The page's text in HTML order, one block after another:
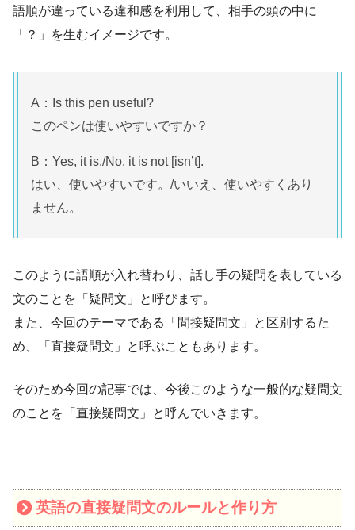
語順が違っている違和感を利用して、相手の頭の中に
「？」を生むイメージです。
A：Is this pen useful?
このペンは使いやすいですか？
B：Yes, it is./No, it is not [isn’t].
はい、使いやすいです。/いいえ、使いやすくあり
ません。
このように語順が入れ替わり、話し手の疑問を表している
文のことを「疑問文」と呼びます。
また、今回のテーマである「間接疑問文」と区別するた
め、「直接疑問文」と呼ぶこともあります。
そのため今回の記事では、今後このような一般的な疑問文
のことを「直接疑問文」と呼んでいきます。
英語の直接疑問文のルールと作り方